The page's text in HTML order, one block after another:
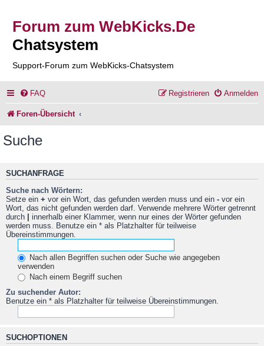
Forum zum WebKicks.De
Chatsystem
Support-Forum zum WebKicks-Chatsystem
FAQ Anmelden
Registrieren
Foren-Übersicht
Suche
SUCHANFRAGE
Suche nach Wörtern:
Setze ein + vor ein Wort, das gefunden werden muss und ein - vor ein
Wort, das nicht gefunden werden darf. Verwende mehrere Wörter getrennt
durch | innerhalb einer Klammer, wenn nur eines der Wörter gefunden
werden muss. Benutze ein * als Platzhalter für teilweise
Übereinstimmungen.
Nach allen Begriffen suchen oder Suche wie angegeben
verwenden
Nach einem Begriff suchen
Zu suchender Autor:
Benutze ein * als Platzhalter für teilweise Übereinstimmungen.
SUCHOPTIONEN